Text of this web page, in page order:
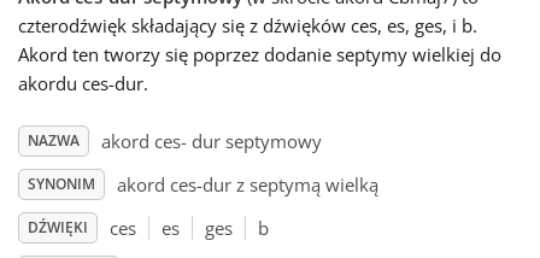
Dansk
Deutsch
English
czterodźwięk składający się z dźwięków ces, es, ges, i b.
Akord ten tworzy się poprzez dodanie septymy wielkiej do
akordu ces-dur.
NAZWA akord ces- dur septymowy
SYNONIM akord ces-dur z septymą wielką
DŹWIĘKI ces es ges b